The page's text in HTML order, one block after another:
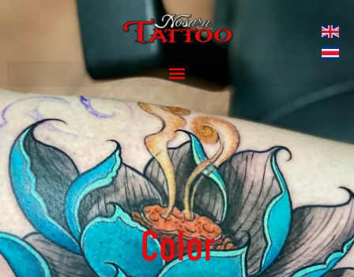
Color